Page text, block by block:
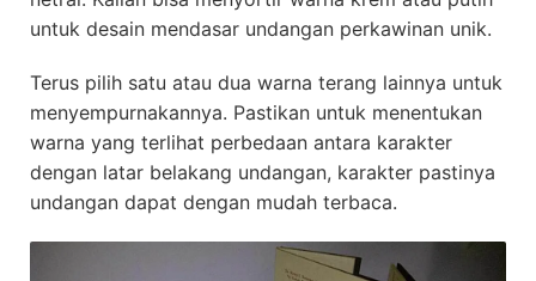
untuk desain mendasar undangan perkawinan unik.
Terus pilih satu atau dua warna terang lainnya untuk
menyempurnakannya. Pastikan untuk menentukan
warna yang terlihat perbedaan antara karakter
dengan latar belakang undangan, karakter pastinya
undangan dapat dengan mudah terbaca.